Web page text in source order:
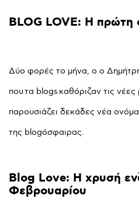
BLOG LOVE: Η πρώτη
Δύο φορές το μήνα, ο ο
που τα blogs καθόριζαν τις νέες
παρουσιάζει δεκάδες νέα
της blogόσφαιρας.
Blog Love: Η χρυσή
Φεβρουαρίου